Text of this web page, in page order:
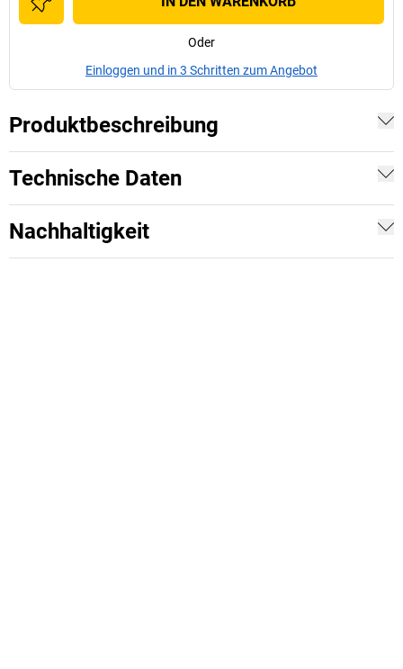
Oder
Einloggen und in 3 Schritten zum Angebot
Produktbeschreibung
Technische Daten
Nachhaltigkeit